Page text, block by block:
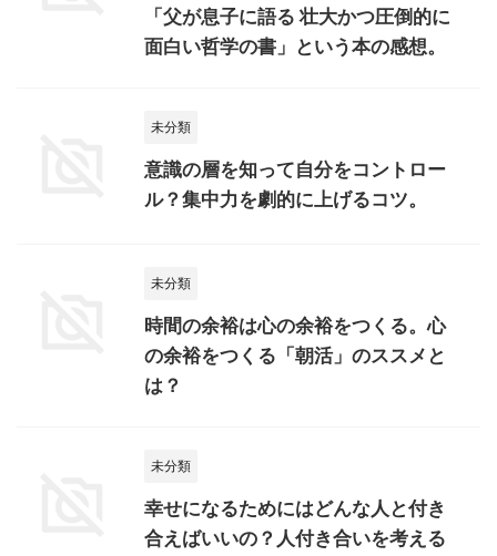
「父が息子に語る 壮大かつ圧倒的に
面白い哲学の書」という本の感想。
未分類
意識の層を知って自分をコントロー
ル？集中力を劇的に上げるコツ。
未分類
時間の余裕は心の余裕をつくる。心
の余裕をつくる「朝活」のススメと
は？
未分類
幸せになるためにはどんな人と付き
合えばいいの？人付き合いを考える